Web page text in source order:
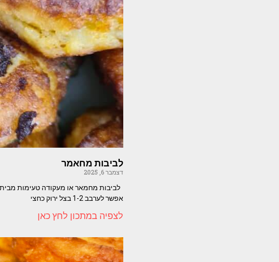
לביבות מחאמר
דצמבר 6, 2025
אפשר לערבב 1-2 בצל ירוק כחצי
לצפיה במתכון לחץ כאן